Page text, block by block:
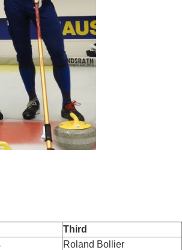
Third
Roland Bollier